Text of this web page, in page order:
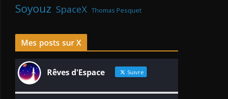
Soyouz SpaceX Thomas Pesquet
Mes posts sur X
Rêves d'Espace Suivre